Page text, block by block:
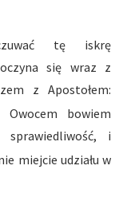
tę iskrę
się wraz z
z Apostołem:
Owocem bowiem
i
miejcie udziału w